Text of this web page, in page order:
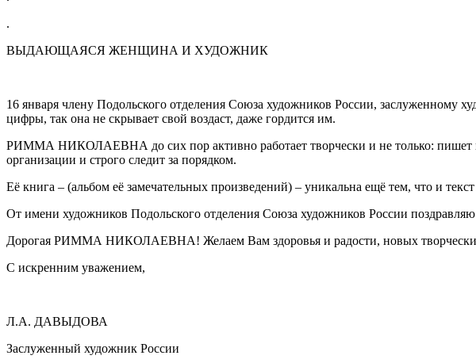
.
ВЫДАЮЩАЯСЯ ЖЕНЩИНА И ХУДОЖНИК
16 января члену Подольского отделения Союза художников России,
цифры, так она не скрывает свой воздаст, даже гордится им.
РИММА НИКОЛАЕВНА до сих пор активно работает творчески и не только: пишет
организации и строго следит за порядком.
Её книга – (альбом её замечательных произведений) – уникальна ещё тем, что и
От имени художников Подольского отделения Союза художников России
Дорогая РИММА НИКОЛАЕВНА! Желаем Вам здоровья и радости, новых
С искренним уважением,
Л.А. ДАВЫДОВА
Заслуженный художник России